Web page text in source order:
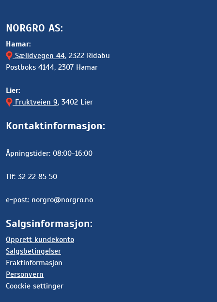
NORGRO AS:
Hamar:
Sælidvegen 44, 2322 Ridabu
Postboks 4144, 2307 Hamar
Lier:
Fruktveien 9, 3402 Lier
Kontaktinformasjon:
Åpningstider: 08:00-16:00
Tlf: 32 22 85 50
e-post: norgro@norgro.no
Salgsinformasjon:
Opprett kundekonto
Salgsbetingelser
Fraktinformasjon
Personvern
Coockie settinger